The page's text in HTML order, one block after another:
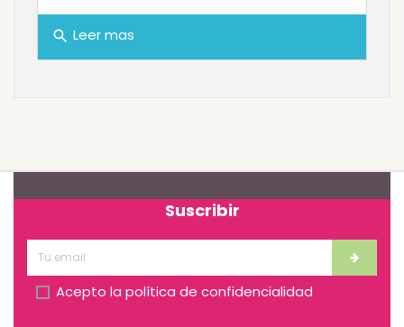
search Leer mas
Suscribir
Acepto la política de confidencialidad